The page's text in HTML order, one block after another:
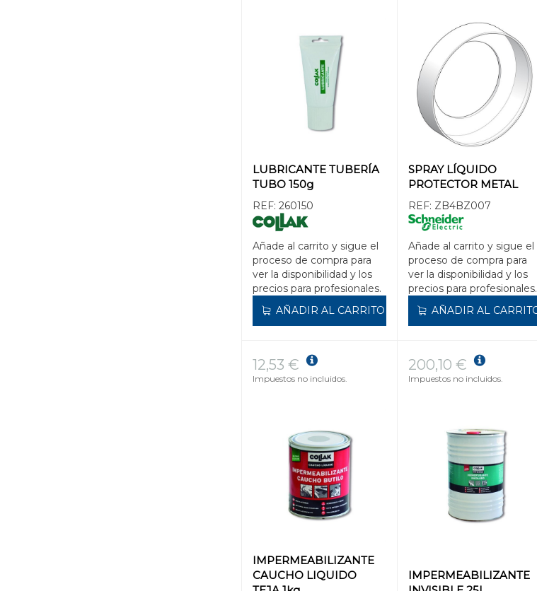
LUBRICANTE TUBERÍA
TUBO 150g
REF: 260150
Añade al carrito y sigue el
proceso de compra para
ver la disponibilidad y los
precios para profesionales.
AÑADIR AL CARRITO
SPRAY LÍQUIDO
PROTECTOR METAL
REF: ZB4BZ007
Añade al carrito y sigue el
proceso de compra para
ver la disponibilidad y los
precios para profesionales.
AÑADIR AL
IMPERMEABILIZANTE
CAUCHO LIQUIDO
12,53 €
Impuestos no incluidos.
IMPERMEABILIZANTE
200,10 €
Impuestos no incluidos.